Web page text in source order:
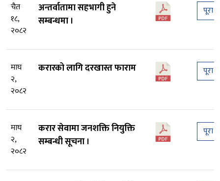
चैत
१८,
२०८२
अन्तर्वातामा सहभागी हुने
सम्बन्धमा ।
पूरा
माघ
२,
२०८२
करारको लागि दरखास्त फाराम पूरा
माघ
२,
२०८२
करार सेवामा जनशक्ति नियुक्ति
सम्बन्धी सूचना ।
पूरा